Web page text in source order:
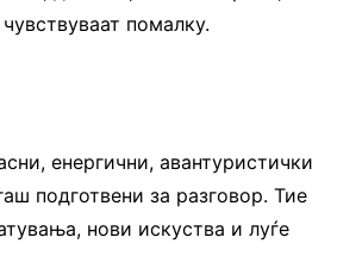
помалку.
енергични, авантуристички
подготвени за разговор. Тие
нови искуства и луѓе